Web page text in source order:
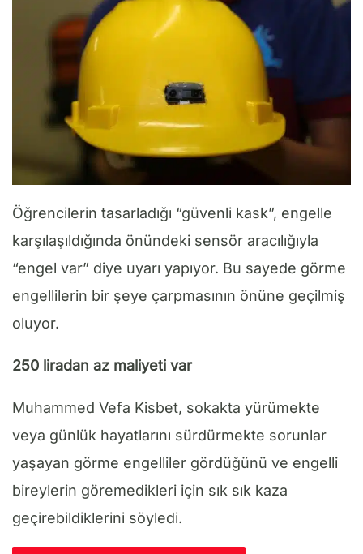
Öğrencilerin tasarladığı “güvenli kask”, engelle
karşılaşıldığında önündeki sensör aracılığıyla
“engel var” diye uyarı yapıyor. Bu sayede görme
engellilerin bir şeye çarpmasının önüne geçilmiş
oluyor.
250 liradan az maliyeti var
Muhammed Vefa Kisbet, sokakta yürümekte
veya günlük hayatlarını sürdürmekte sorunlar
yaşayan görme engelliler gördüğünü ve engelli
bireylerin göremedikleri için sık sık kaza
geçirebildiklerini söyledi.